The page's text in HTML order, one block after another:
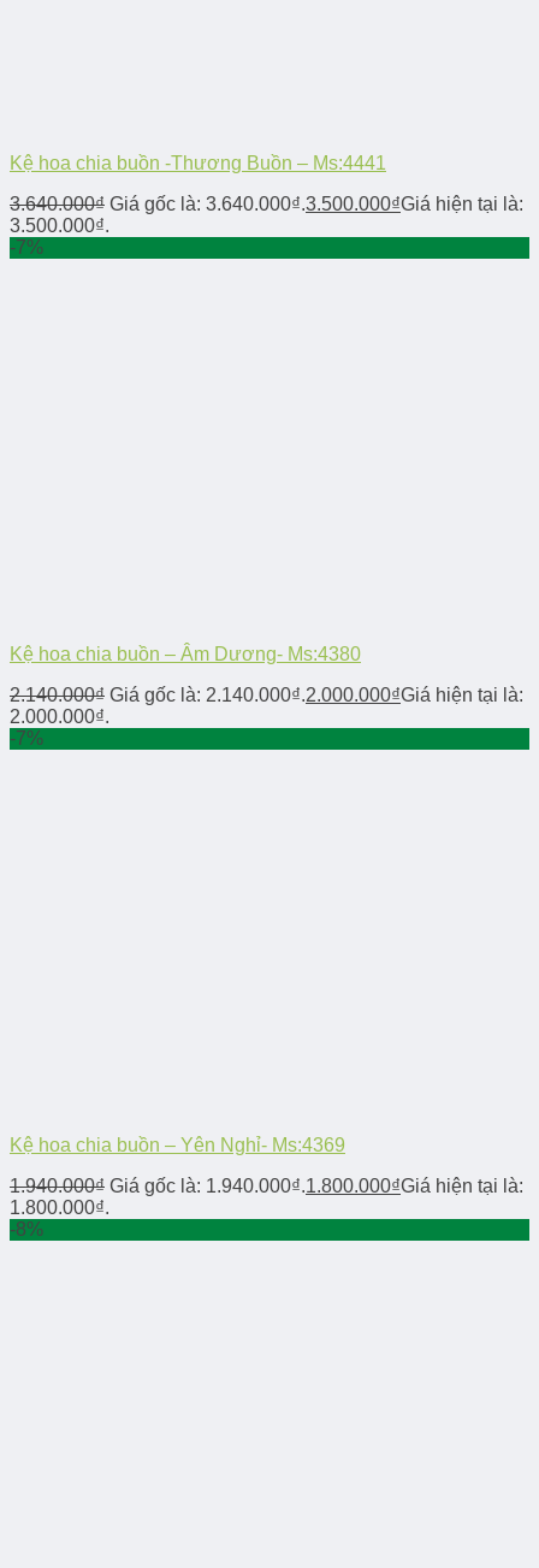
Kệ hoa chia buồn -Thương Buồn – Ms:4441
3.640.000₫ Giá gốc là: 3.640.000₫.3.500.000₫Giá hiện tại là:
3.500.000₫.
-7%
Kệ hoa chia buồn – Âm Dương- Ms:4380
2.140.000₫ Giá gốc là: 2.140.000₫.2.000.000₫Giá hiện tại là:
2.000.000₫.
-7%
Kệ hoa chia buồn – Yên Nghỉ- Ms:4369
1.940.000₫ Giá gốc là: 1.940.000₫.1.800.000₫Giá hiện tại là:
1.800.000₫.
-8%